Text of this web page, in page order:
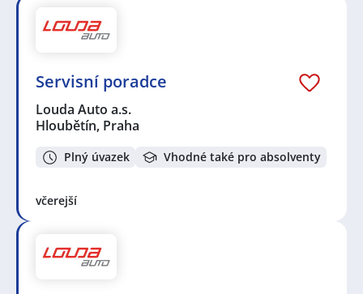
Servisní poradce
Louda Auto a.s.
Hloubětín, Praha
Plný úvazek Vhodné také pro absolventy
včerejší